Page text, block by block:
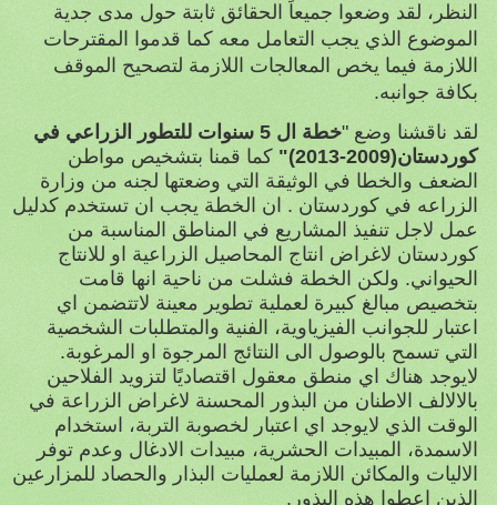
النظر، لقد وضعوا جميعاً الحقائق ثابتة حول مدى جدية
الموضوع الذي يجب التعامل معه كما قدموا المقترحات
اللازمة فيما يخص المعالجات اللازمة لتصحيح الموقف
بكافة جوانبه.
لقد ناقشنا وضع "
خطة ال 5 سنوات للتطور الزراعي في
كوردستان(2009-2013)"
كما قمنا بتشخيص مواطن
الضعف والخطا في الوثيقة التي وضعتها لجنه من وزارة
الزراعه في كوردستان . ان الخطة يجب ان تستخدم كدليل
عمل لاجل تنفيذ المشاريع في المناطق المناسبة من
كوردستان لاغراض انتاج المحاصيل الزراعية او للانتاج
الحيواني. ولكن الخطة فشلت من ناحية انها قامت
بتخصيص مبالغ كبيرة لعملية تطوير معينة لاتتضمن اي
اعتبار للجوانب الفيزياوية، الفنية والمتطلبات الشخصية
التي تسمح بالوصول الى النتائج المرجوة او المرغوبة.
لايوجد هناك اي منطق معقول اقتصاديًا لتزويد الفلاحين
بالالالف الاطنان من البذور المحسنة لاغراض الزراعة في
الوقت الذي لايوجد اي اعتبار لخصوبة التربة، استخدام
الاسمدة، المبيدات الحشرية، مبيدات الادغال وعدم توفر
الاليات والمكائن اللازمة لعمليات البذار والحصاد للمزارعين
الذين اعطوا هذه البذور.